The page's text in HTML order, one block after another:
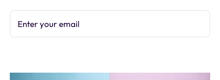
Enter your email